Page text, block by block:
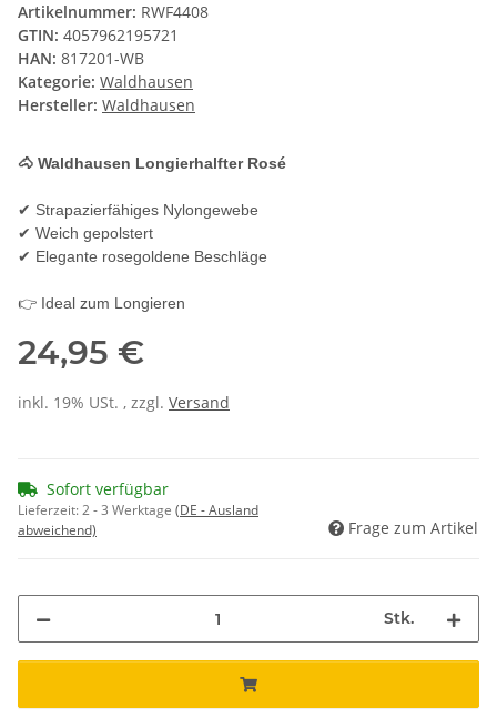
Artikelnummer: RWF4408
GTIN: 4057962195721
HAN: 817201-WB
Kategorie: Waldhausen
Hersteller: Waldhausen
🐴 Waldhausen Longierhalfter Rosé
✔ Strapazierfähiges Nylongewebe
✔ Weich gepolstert
✔ Elegante rosegoldene Beschläge
👉 Ideal zum Longieren
24,95 €
inkl. 19% USt. , zzgl. Versand
Sofort verfügbar
Lieferzeit:2 - 3 Werktage (DE - Ausland
abweichend)
Frage zum Artikel
Stk.